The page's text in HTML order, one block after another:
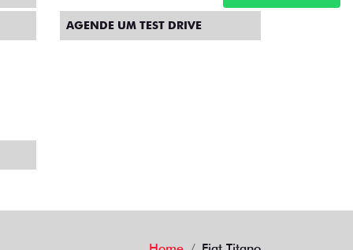
AGENDE UM TEST DRIVE